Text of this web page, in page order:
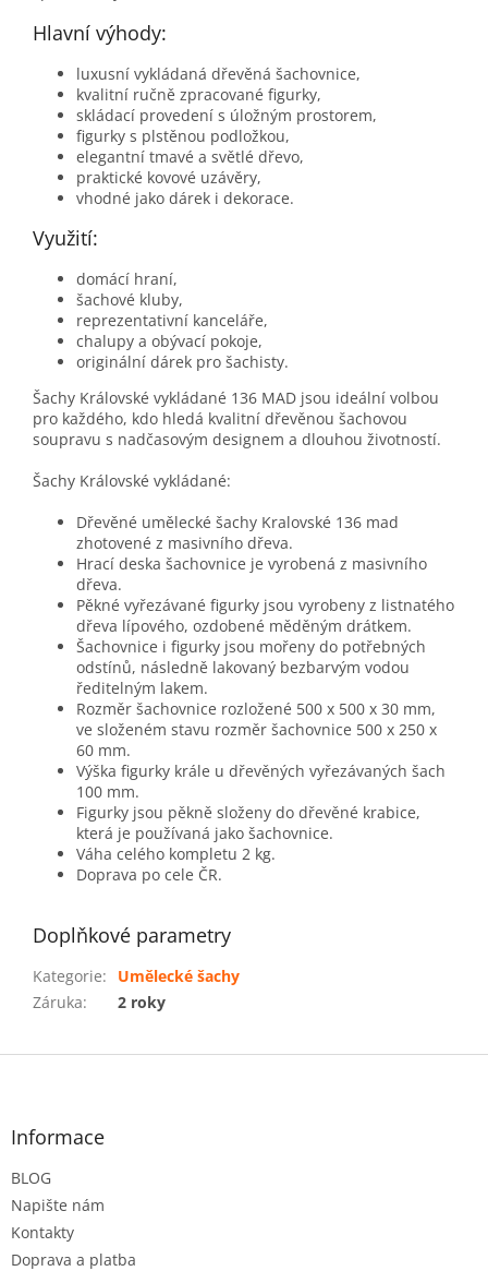
Hlavní výhody:
luxusní vykládaná dřevěná šachovnice,
kvalitní ručně zpracované figurky,
skládací provedení s úložným prostorem,
figurky s plstěnou podložkou,
elegantní tmavé a světlé dřevo,
praktické kovové uzávěry,
vhodné jako dárek i dekorace.
Využití:
domácí hraní,
šachové kluby,
reprezentativní kanceláře,
chalupy a obývací pokoje,
originální dárek pro šachisty.
Šachy Královské vykládané 136 MAD jsou ideální volbou
pro každého, kdo hledá kvalitní dřevěnou šachovou
soupravu s nadčasovým designem a dlouhou životností.
Šachy Královské vykládané:
Dřevěné umělecké šachy Kralovské 136 mad
zhotovené z masivního dřeva.
Hrací deska šachovnice je vyrobená z masivního
dřeva.
Pěkné vyřezávané figurky jsou vyrobeny z listnatého
dřeva lípového, ozdobené měděným drátkem.
Šachovnice i figurky jsou mořeny do potřebných
odstínů, následně lakovaný bezbarvým vodou
ředitelným lakem.
Rozměr šachovnice rozložené 500 x 500 x 30 mm,
ve složeném stavu rozměr šachovnice 500 x 250 x
60 mm.
Výška figurky krále u dřevěných vyřezávaných šach
100 mm.
Figurky jsou pěkně složeny do dřevěné krabice,
která je používaná jako šachovnice.
Váha celého kompletu 2 kg.
Doprava po cele ČR.
Doplňkové parametry
Kategorie:
Umělecké šachy
Záruka: 2 roky
Z
Informace
BLOG
Napište nám
Kontakty
Doprava a platba